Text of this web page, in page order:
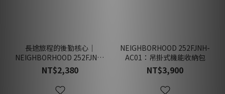
長途旅程的後勤核心｜
NEIGHBORHOOD 252FJNH-
AC02 吊掛式大型收納包
NT$2,380
NEIGHBORHOOD 252FJNH-
AC01：吊掛式機能收納包
NT$3,900